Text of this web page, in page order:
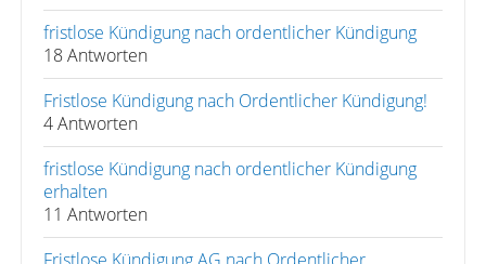
fristlose Kündigung nach ordentlicher Kündigung
18 Antworten
Fristlose Kündigung nach Ordentlicher Kündigung!
4 Antworten
fristlose Kündigung nach ordentlicher Kündigung
erhalten
11 Antworten